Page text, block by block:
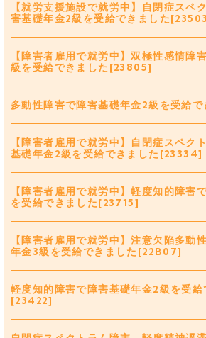
【就労支援施設で就労中】自閉症スペ
害基礎年金2級を受給できました
【障害者雇用で就労中】双極性感情障
級を受給できました[23805]
多動性障害で障害基礎年金2級を受給
【障害者雇用で就労中】自閉症スペク
基礎年金2級を受給できました[23334]
【障害者雇用で就労中】軽度知的障害
を受給できました[23715]
【障害者雇用で就労中】注意欠陥多動
年金3級を受給できました[22B07]
軽度知的障害で障害基礎年金2級を受給
[23422]